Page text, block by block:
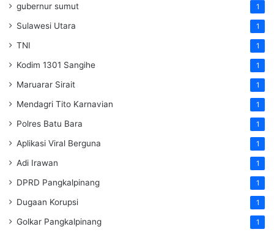
gubernur sumut 1
Sulawesi Utara 1
TNI 1
Kodim 1301 Sangihe 1
Maruarar Sirait 1
Mendagri Tito Karnavian 1
Polres Batu Bara 1
Aplikasi Viral Berguna 1
Adi Irawan 1
DPRD Pangkalpinang 1
Dugaan Korupsi 1
Golkar Pangkalpinang 1